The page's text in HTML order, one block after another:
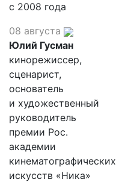
с 2008 года
08 августа
Юлий Гусман
кинорежиссер,
сценарист,
основатель
и художественный
руководитель
премии Рос.
академии
кинематографических
искусств «Ника»